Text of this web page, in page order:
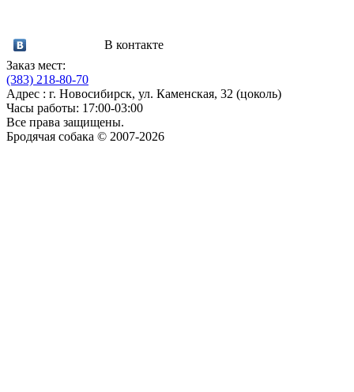
В контакте
Заказ мест:
(383) 218-80-70
Адрес : г. Новосибирск, ул. Каменская, 32 (цоколь)
Часы работы: 17:00-03:00
Все права защищены.
Бродячая собака © 2007-2026